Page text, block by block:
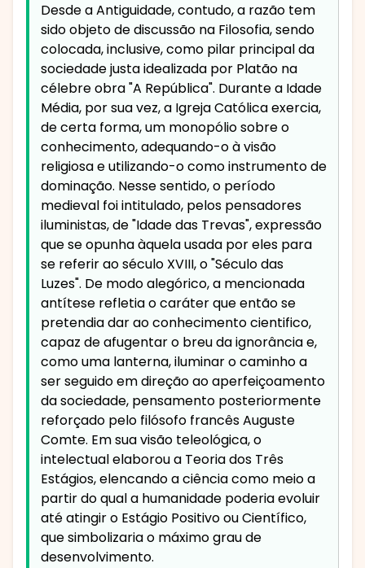
Desde a Antiguidade, contudo, a razão tem
sido objeto de discussão na Filosofia, sendo
colocada, inclusive, como pilar principal da
sociedade justa idealizada por Platão na
célebre obra "A República". Durante a Idade
Média, por sua vez, a Igreja Católica exercia,
de certa forma, um monopólio sobre o
conhecimento, adequando-o à visão
religiosa e utilizando-o como instrumento de
dominação. Nesse sentido, o período
medieval foi intitulado, pelos pensadores
iluministas, de "Idade das Trevas", expressão
que se opunha àquela usada por eles para
se referir ao século XVIII, o "Século das
Luzes". De modo alegórico, a mencionada
antítese refletia o caráter que então se
pretendia dar ao conhecimento cientifico,
capaz de afugentar o breu da ignorância e,
como uma lanterna, iluminar o caminho a
ser seguido em direção ao aperfeiçoamento
da sociedade, pensamento posteriormente
reforçado pelo filósofo francês Auguste
Comte. Em sua visão teleológica, o
intelectual elaborou a Teoria dos Três
Estágios, elencando a ciência como meio a
partir do qual a humanidade poderia evoluir
até atingir o Estágio Positivo ou Científico,
que simbolizaria o máximo grau de
desenvolvimento.